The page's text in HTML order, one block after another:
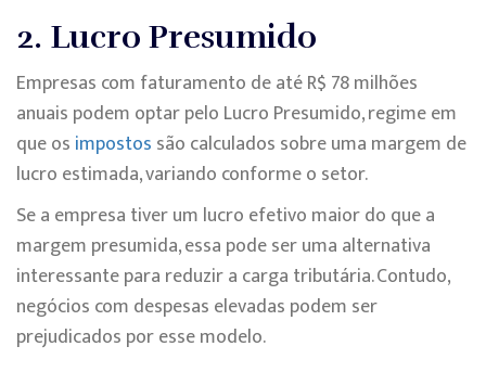
2. Lucro Presumido
Empresas com faturamento de até R$ 78 milhões
anuais podem optar pelo Lucro Presumido, regime em
que os impostos são calculados sobre uma margem de
lucro estimada, variando conforme o setor.
Se a empresa tiver um lucro efetivo maior do que a
margem presumida, essa pode ser uma alternativa
interessante para reduzir a carga tributária. Contudo,
negócios com despesas elevadas podem ser
prejudicados por esse modelo.